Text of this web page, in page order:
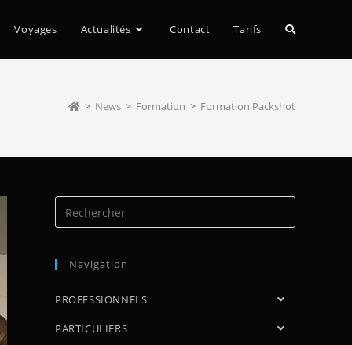
Voyages Actualités Contact Tarifs
> News > Formation > Formation Packshot
Navigation
PROFESSIONNELS
PARTICULIERS